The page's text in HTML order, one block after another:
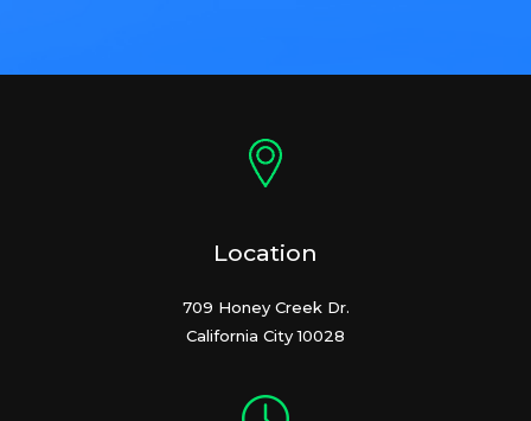
Location
709 Honey Creek Dr.
California City 10028